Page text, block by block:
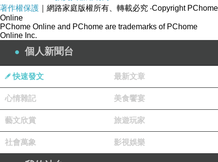
拉鍊拉下衣型又呈現出不同的休閒風格
著作權保護 ｜網路家庭版權所有、轉載必究 ‧Copyright PChome
Online
PChome Online and PChome are trademarks of PChome
Online Inc.
個人新聞台
快速發文 最新文章
心情雜記 美食饗宴
藝文欣賞 旅遊玩家
社會萬象 影視娛樂